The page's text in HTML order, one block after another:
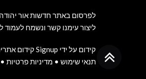
ליצור עימנו קשר ונשמח לעמוד
קידום על ידי Signup קידום אתרים
תנאי שימוש • מדיניות פרטיות •
גלילה